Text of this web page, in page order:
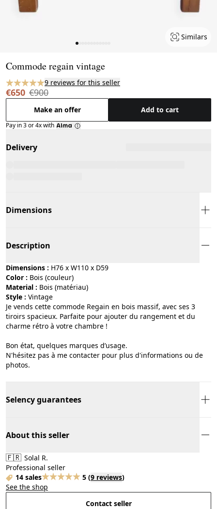
Similars
Commode regain vintage
9 reviews for this seller
€650 €900
Make an offer Add to cart
Pay in 3 or 4x with
Delivery
Dimensions
Description
Dimensions : H76 x W110 x D59
Color :
bois (couleur)
Material :
bois (matériau)
Style :
vintage
Je vends cette commode Regain en bois massif, avec ses 3
tiroirs spacieux. Parfaite pour ajouter du rangement et du
charme rétro à votre chambre !
Bon état, quelques marques d’usage.
N'hésitez pas à me contacter pour plus d'informations ou de
photos.
Selency guarantees
About this seller
🇫🇷 Solal R.
Professional seller
14 sales
5 (9 reviews)
See the shop
Contact seller